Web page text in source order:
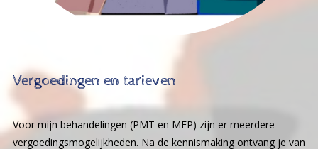
Vergoedingen en tarieven
Voor mijn behandelingen (PMT en MEP) zijn er meerdere
vergoedingsmogelijkheden. Na de kennismaking ontvang je van